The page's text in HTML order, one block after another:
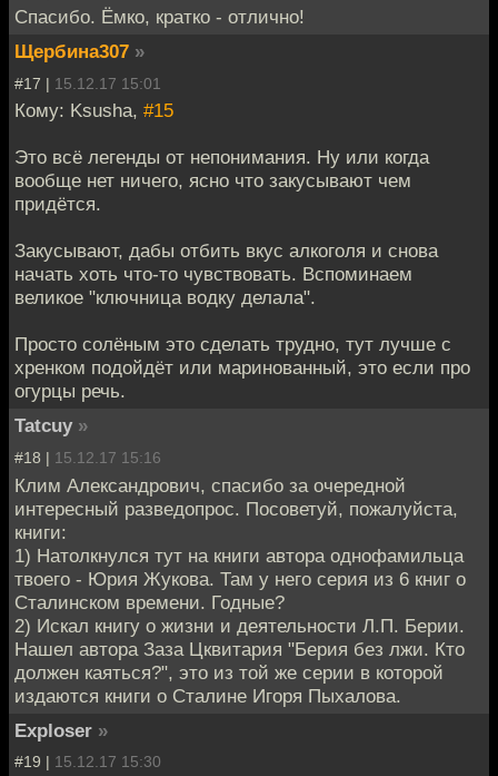
Спасибо. Ёмко, кратко - отлично!
Щербина307 »
#17 | 15.12.17 15:01
Кому: Ksusha, #15
Это всё легенды от непонимания. Ну или когда
вообще нет ничего, ясно что закусывают чем
придётся.
Закусывают, дабы отбить вкус алкоголя и снова
начать хоть что-то чувствовать. Вспоминаем
великое "ключница водку делала".
Просто солёным это сделать трудно, тут лучше с
хренком подойдёт или маринованный, это если про
огурцы речь.
Tatcuy »
#18 | 15.12.17 15:16
Клим Александрович, спасибо за очередной
интересный разведопрос. Посоветуй, пожалуйста,
книги:
1) Натолкнулся тут на книги автора однофамильца
твоего - Юрия Жукова. Там у него серия из 6 книг о
Сталинском времени. Годные?
2) Искал книгу о жизни и деятельности Л.П. Берии.
Нашел автора Заза Цквитария "Берия без лжи. Кто
должен каяться?", это из той же серии в которой
издаются книги о Сталине Игоря Пыхалова.
Exploser »
#19 | 15.12.17 15:30